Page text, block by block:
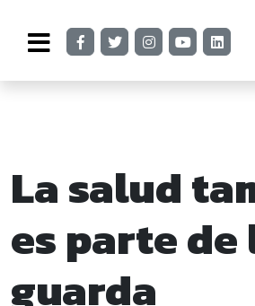
La salud
es parte de
guarda